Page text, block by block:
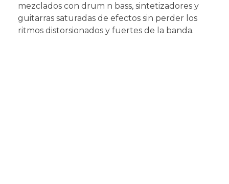
mezclados con drum n bass, sintetizadores y
guitarras saturadas de efectos sin perder los
ritmos distorsionados y fuertes de la banda.